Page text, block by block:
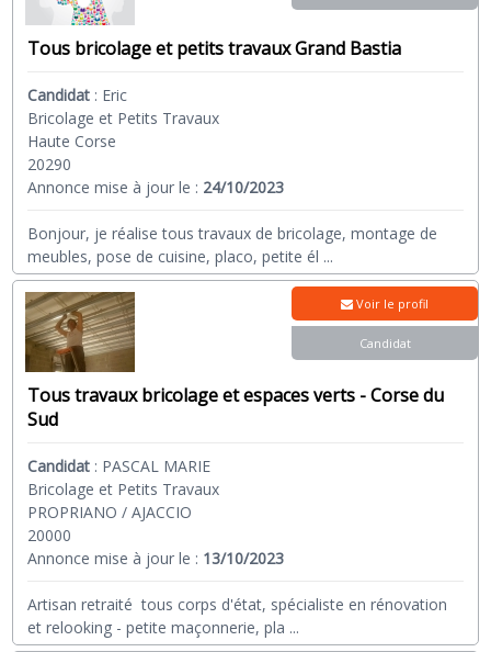
Tous bricolage et petits travaux Grand Bastia
Candidat : Eric
Bricolage et Petits Travaux
Haute Corse
20290
Annonce mise à jour le : 24/10/2023
Bonjour, je réalise tous travaux de bricolage, montage de
meubles, pose de cuisine, placo, petite él ...
Tous travaux bricolage et espaces verts - Corse du
Sud
Candidat : PASCAL MARIE
Bricolage et Petits Travaux
PROPRIANO / AJACCIO
20000
Annonce mise à jour le : 13/10/2023
Artisan retraité tous corps d'état, spécialiste en rénovation
et relooking - petite maçonnerie, pla ...
Voir le profil
Candidat